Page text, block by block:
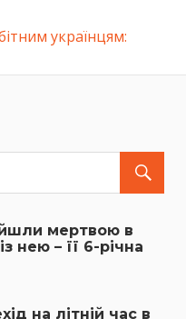
українцям:
мертвою в
нею – її 6-річна
на літній час в